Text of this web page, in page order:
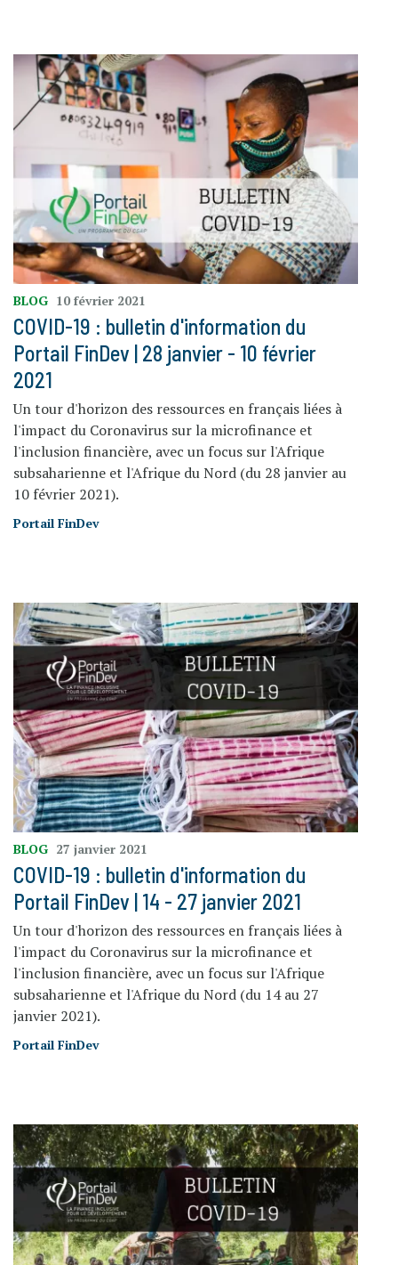
BLOG 10 février 2021
COVID-19 : bulletin d'information du
Portail FinDev | 28 janvier - 10 février
2021
Un tour d'horizon des ressources en français liées à
l'impact du Coronavirus sur la microfinance et
l'inclusion financière, avec un focus sur l'Afrique
subsaharienne et l'Afrique du Nord (du 28 janvier au
10 février 2021).
Portail FinDev
BLOG 27 janvier 2021
COVID-19 : bulletin d'information du
Portail FinDev | 14 - 27 janvier 2021
Un tour d'horizon des ressources en français liées à
l'impact du Coronavirus sur la microfinance et
l'inclusion financière, avec un focus sur l'Afrique
subsaharienne et l'Afrique du Nord (du 14 au 27
janvier 2021).
Portail FinDev